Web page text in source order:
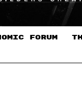
FORUM